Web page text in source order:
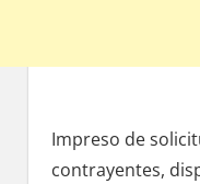
Impreso dе
contrayentes,